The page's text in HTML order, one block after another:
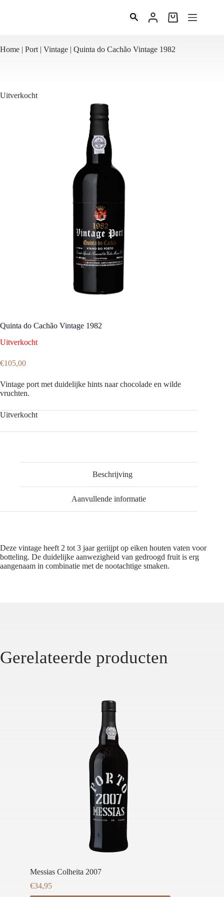
Winkelwagen
Home | Port | Vintage | Quinta do Cachão Vintage 1982
Uitverkocht
Quinta do Cachão Vintage 1982
Uitverkocht
€105,00
Vintage port met duidelijke hints naar chocolade en wilde
vruchten.
Uitverkocht
Beschrijving
Aanvullende informatie
Deze vintage heeft 2 tot 3 jaar geriijpt op eiken houten vaten voor
botteling. De duidelijke aanwezigheid van gedroogd fruit is erg
aangenaam in combinatie met de nootachtige smaken.
Gerelateerde producten
Messias Colheita 2007
€34,95